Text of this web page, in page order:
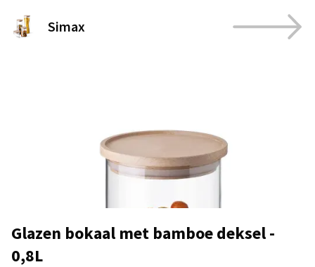
Simax
Glazen bokaal met bamboe deksel -
0,8L